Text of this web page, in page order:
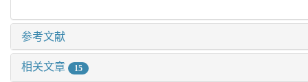
参考文献
相关文章 15